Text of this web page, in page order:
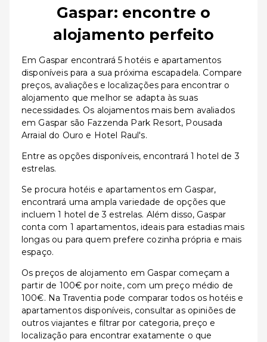
Gaspar: encontre o
alojamento perfeito
Em Gaspar encontrará 5 hotéis e apartamentos
disponíveis para a sua próxima escapadela. Compare
preços, avaliações e localizações para encontrar o
alojamento que melhor se adapta às suas
necessidades. Os alojamentos mais bem avaliados
em Gaspar são Fazzenda Park Resort, Pousada
Arraial do Ouro e Hotel Raul's.
Entre as opções disponíveis, encontrará 1 hotel de 3
estrelas.
Se procura hotéis e apartamentos em Gaspar,
encontrará uma ampla variedade de opções que
incluem 1 hotel de 3 estrelas. Além disso, Gaspar
conta com 1 apartamentos, ideais para estadias mais
longas ou para quem prefere cozinha própria e mais
espaço.
Os preços de alojamento em Gaspar começam a
partir de 100€ por noite, com um preço médio de
100€. Na Traventia pode comparar todos os hotéis e
apartamentos disponíveis, consultar as opiniões de
outros viajantes e filtrar por categoria, preço e
localização para encontrar exatamente o que